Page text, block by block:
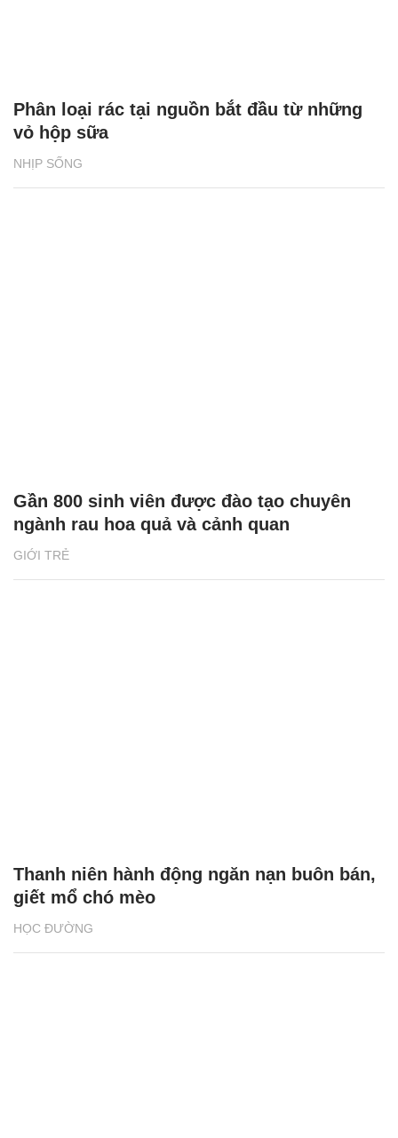
NHỊP SỐNG
Phân loại rác tại nguồn bắt đầu từ những
vỏ hộp sữa
GIỚI TRẺ
Gần 800 sinh viên được đào tạo chuyên
ngành rau hoa quả và cảnh quan
HỌC ĐƯỜNG
Thanh niên hành động ngăn nạn buôn bán,
giết mổ chó mèo